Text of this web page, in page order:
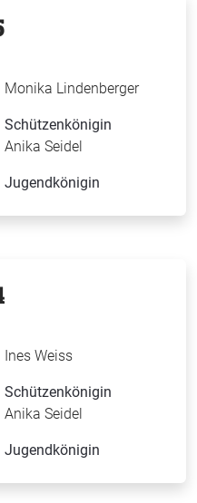
Monika Lindenberger
Schützenkönigin
Anika Seidel
Jugendkönigin
Ines Weiss
Schützenkönigin
Anika Seidel
Jugendkönigin